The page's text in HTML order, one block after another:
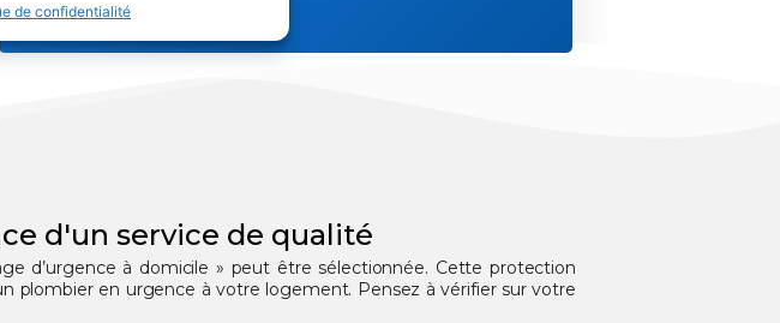
de confidentialité
d'un service de qualité
d’urgence à domicile » peut être sélectionnée. Cette protection
plombier en urgence à votre logement. Pensez à vérifier sur votre